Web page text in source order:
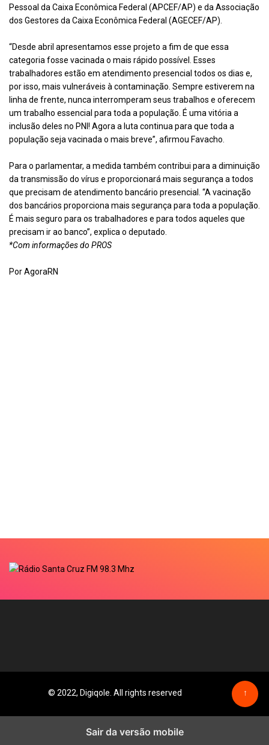
Pessoal da Caixa Econômica Federal (APCEF/AP) e da Associação
dos Gestores da Caixa Econômica Federal (AGECEF/AP).
“Desde abril apresentamos esse projeto a fim de que essa
categoria fosse vacinada o mais rápido possível. Esses
trabalhadores estão em atendimento presencial todos os dias e,
por isso, mais vulneráveis à contaminação. Sempre estiverem na
linha de frente, nunca interromperam seus trabalhos e oferecem
um trabalho essencial para toda a população. É uma vitória a
inclusão deles no PNI! Agora a luta continua para que toda a
população seja vacinada o mais breve”, afirmou Favacho.
Para o parlamentar, a medida também contribui para a diminuição
da transmissão do vírus e proporcionará mais segurança a todos
que precisam de atendimento bancário presencial. “A vacinação
dos bancários proporciona mais segurança para toda a população.
É mais seguro para os trabalhadores e para todos aqueles que
precisam ir ao banco”, explica o deputado.
*Com informações do PROS
Por AgoraRN
© 2022, Digiqole. All rights reserved ↑
Sair da versão mobile